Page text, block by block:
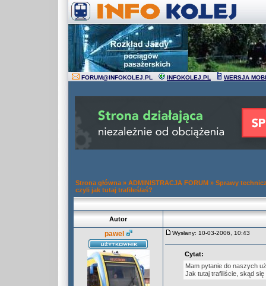
FORUM@INFOKOLEJ.PL INFOKOLEJ.PL WERSJA
Strona główna » ADMINISTRACJA FORUM » Sprawy
czyli jak tutaj trafiłeś/aś?
Autor
pawel Wysłany: 10-03-2006, 10:43
Cytat:
Mam pytanie do naszych
Jak tutaj trafiliście, skąd